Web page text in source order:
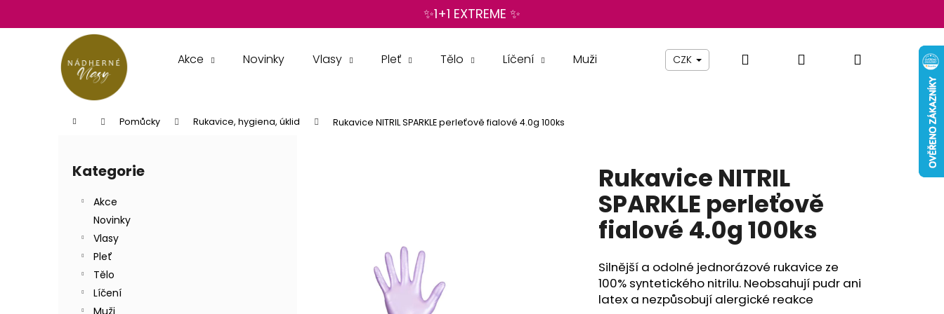
obsah
✨1+1 EXTREME ✨
Akce Novinky Vlasy Pleť Tělo Líčení Muži Beauty By Simona Pomůcky Nábytek
CZK Hledat PřihlášeníNákupní
Domů Pomůcky Rukavice, hygiena, úklid Rukavice NITRIL SPARKLE perleťově fialové 4.0g 100ks
Přeskočit
kategorie
Kategorie
Akce
Novinky
Vlasy
Pleť
Tělo
Líčení
Muži
Rukavice NITRIL
SPARKLE perleťově
fialové 4.0g 100ks
Silnější a odolné jednorázové rukavice ze
100% syntetického nitrilu. Neobsahují pudr ani
latex a nezpůsobují alergické reakce
o
obchodu
obchodu
HLEDAT
Následující